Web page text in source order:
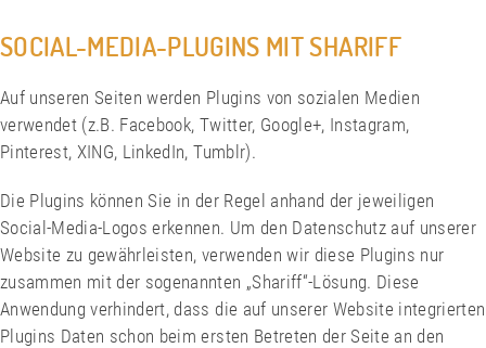
SOCIAL-MEDIA-PLUGINS MIT SHARIFF
Auf unseren Seiten werden Plugins von sozialen Medien
verwendet (z.B. Facebook, Twitter, Google+, Instagram,
Pinterest, XING, LinkedIn, Tumblr).
Die Plugins können Sie in der Regel anhand der jeweiligen
Social-Media-Logos erkennen. Um den Datenschutz auf unserer
Website zu gewährleisten, verwenden wir diese Plugins nur
zusammen mit der sogenannten „Shariff“-Lösung. Diese
Anwendung verhindert, dass die auf unserer Website integrierten
Plugins Daten schon beim ersten Betreten der Seite an den